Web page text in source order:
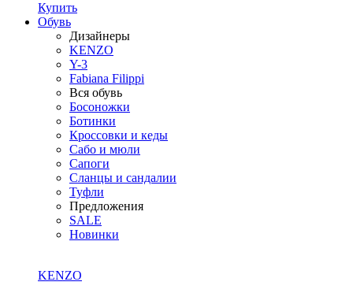
Купить
Обувь
Дизайнеры
KENZO
Y-3
Fabiana Filippi
Вся обувь
Босоножки
Ботинки
Кроссовки и кеды
Сабо и мюли
Сапоги
Сланцы и сандалии
Туфли
Предложения
SALE
Новинки
KENZO